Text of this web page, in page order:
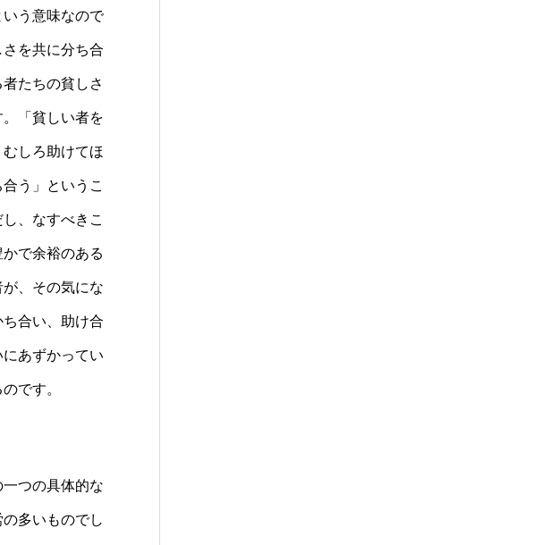
う意味なので
を共に分ち合
たちの貧しさ
「貧しい者を
しろ助けてほ
う」というこ
、なすべきこ
で余裕のある
、その気にな
合い、助け合
あずかってい
です。
つの具体的な
多いものでし